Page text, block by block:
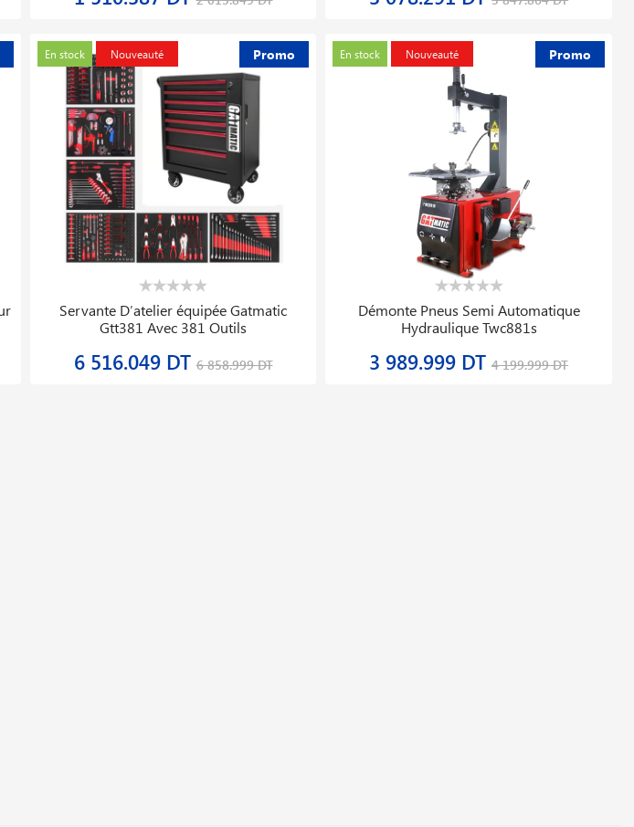
Promo
En stock
Détendeur De Pression D′azote 5331s Stc
185.763 DT 232.204 DT
Promo
En stock
Soudeuse Automatique Comet 700 Lqs
230v/2300w Leister 168.662
39 019.784 DT48 774.730 DT